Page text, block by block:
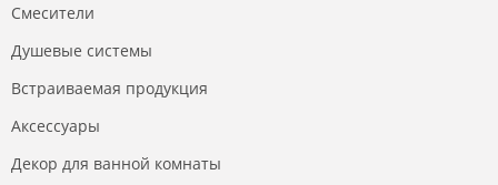
Смесители
Душевые системы
Встраиваемая продукция
Аксессуары
Декор для ванной комнаты